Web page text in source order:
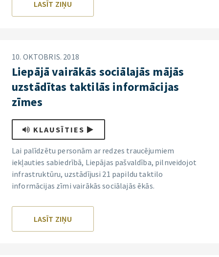
LASĪT ZIŅU
10. OKTOBRIS. 2018
Liepājā vairākās sociālajās mājās
uzstādītas taktilās informācijas
zīmes
KLAUSĪTIES
Lai palīdzētu personām ar redzes traucējumiem
iekļauties sabiedrībā, Liepājas pašvaldība, pilnveidojot
infrastruktūru, uzstādījusi 21 papildu taktilo
informācijas zīmi vairākās sociālajās ēkās.
LASĪT ZIŅU